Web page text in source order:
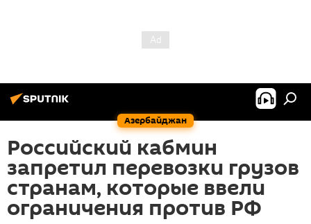
Азербайджан
Российский кабмин
запретил перевозки грузов
странам, которые ввели
ограничения против РФ